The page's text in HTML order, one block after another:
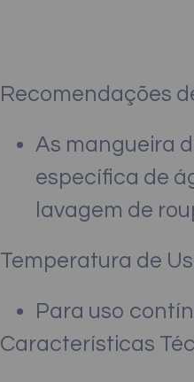
Recomendações
As mangueira
específica de
lavagem de
Temperatura de
Para uso
Características